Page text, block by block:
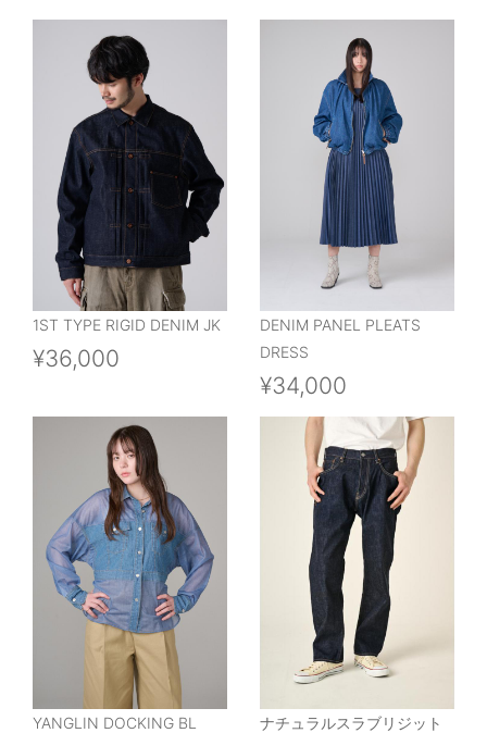
1ST TYPE RIGID DENIM JK
¥36,000
DENIM PANEL PLEATS
DRESS
¥34,000
YANGLIN DOCKING BL
ナチュラルスラブリジット